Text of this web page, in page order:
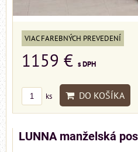
VIAC FAREBNÝCH PREVEDENÍ
1159 € s DPH
ks DO KOŠÍKA
LUNNA manželská